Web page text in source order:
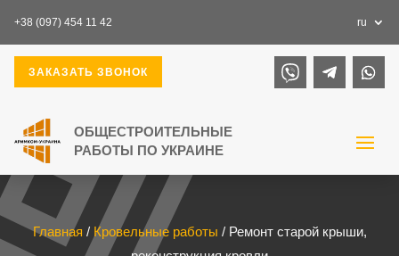
+38 (097) 454 11 42 ru
ЗАКАЗАТЬ ЗВОНОК
Главная / Кровельные работы / Ремонт старой крыши,